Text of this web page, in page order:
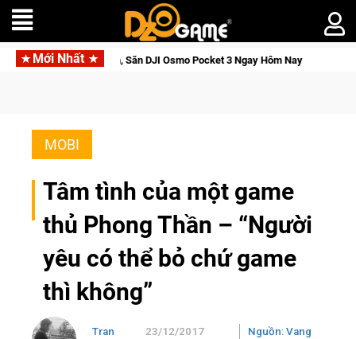
Mới Nhất
Săn DJI Osmo Pocket 3 Ngay Hôm Nay Lineage W –
MOBI
Tâm tình của một game
thủ Phong Thần – “Người
yêu có thể bỏ chứ game
thì không”
Tran
23/12/2017
Nguồn: Vang